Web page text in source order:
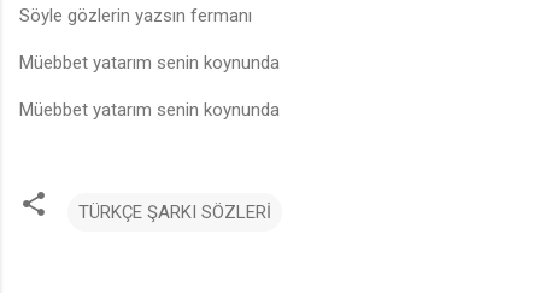
Söyle gözlerin yazsın fermanı
Müebbet yatarım senin koynunda
Müebbet yatarım senin koynunda
TÜRKÇE ŞARKI SÖZLERİ